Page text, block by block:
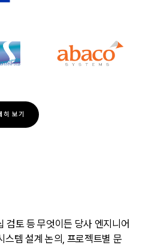
히 보기
검토 등 무엇이든 당사 엔지니어
스템 설계 논의, 프로젝트별 문